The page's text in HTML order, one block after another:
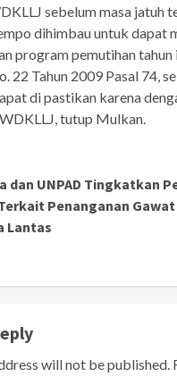
sebelum masa jatuh
dihimbau untuk dapat
program pemutihan
22 Tahun 2009 Pasal 74,
di pastikan karena
tutup Mulkan.
dan UNPAD Tingkatkan
Penanganan
Lantas
will not be published.